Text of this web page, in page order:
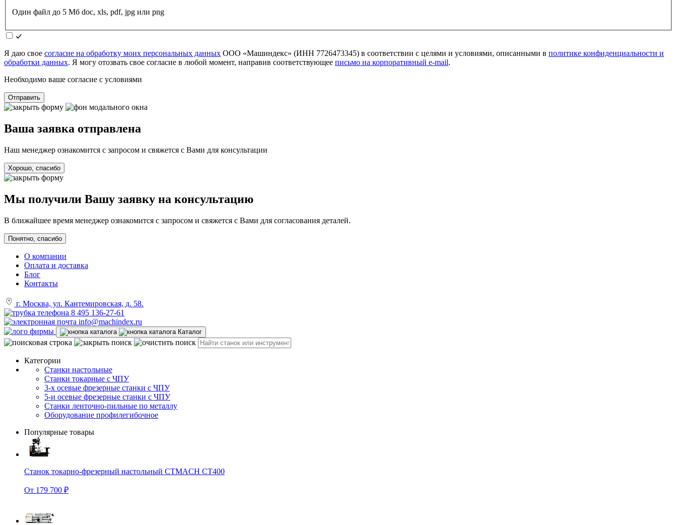
Один файл до 5 Мб doc, xls, pdf, jpg или png
Я даю свое согласие на обработку моих персональных данных ООО «Машиндекс» (ИНН 7726473345) в соответствии с целями и условиями, описанными в политике конфиденциальности и
обработки данных. Я могу отозвать свое согласие в любой момент, направив соответствующее письмо на корпоративный e-mail.
Необходимо ваше согласие с условиями
Отправить
Ваша заявка отправлена
Наш менеджер ознакомится с запросом и свяжется с Вами для консультации
Хорошо, спасибо
Мы получили Вашу заявку на консультацию
В ближайшее время менеджер ознакомится с запросом и свяжется с Вами для согласования деталей.
Понятно, спасибо
О компании
Оплата и доставка
Блог
Контакты
г. Москва, ул. Кантемировская, д. 58.
8 495 136-27-61
info@machindex.ru
Каталог
Категории
Станки настольные
Станки токарные с ЧПУ
3-х осевые фрезерные станки с ЧПУ
5-и осевые фрезерные станки с ЧПУ
Станки ленточно-пильные по металлу
Оборудование профилегибочное
Популярные товары
Станок токарно-фрезерный настольный CTMACH CT400
От 179 700 ₽